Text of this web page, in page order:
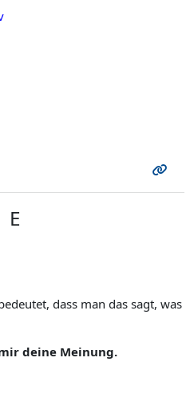
E
dass man das sagt, was
deine Meinung.